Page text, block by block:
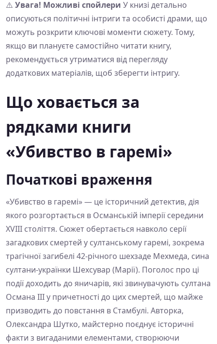
⚠️ Увага! Можливі спойлери У книзі детально
описуються політичні інтриги та особисті драми, що
можуть розкрити ключові моменти сюжету. Тому,
якщо ви плануєте самостійно читати книгу,
рекомендується утриматися від перегляду
додаткових матеріалів, щоб зберегти інтригу.
Що ховається за
рядками книги
«Убивство в гаремі»
Початкові враження
«Убивство в гаремі» — це історичний детектив, дія
якого розгортається в Османській імперії середини
XVIII століття. Сюжет обертається навколо серії
загадкових смертей у султанському гаремі, зокрема
трагічної загибелі 42-річного шехзаде Мехмеда, сина
султани-українки Шехсувар (Марії). Поголос про ці
події доходить до яничарів, які звинувачують султана
Османа ІІІ у причетності до цих смертей, що майже
призводить до повстання в Стамбулі. Авторка,
Олександра Шутко, майстерно поєднує історичні
факти з вигаданими елементами, створюючи